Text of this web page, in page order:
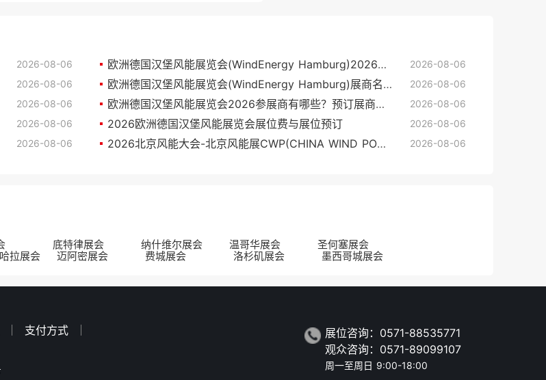
2026-08-06
2026-08-06
2026-08-06
2026-08-06
2026-08-06
欧洲德国汉堡风能展览会(WindEnergy Hamburg)2026参展攻略（时间地点/观众预约） 2026-08-06
欧洲德国汉堡风能展览会(WindEnergy Hamburg)展商名录 2026-08-06
欧洲德国汉堡风能展览会2026参展商有哪些？预订展商名录 2026-08-06
2026欧洲德国汉堡风能展览会展位费与展位预订 2026-08-06
2026北京风能大会-北京风能展CWP(CHINA WIND POWER)的展会亮点 2026-08-06
底特律展会 纳什维尔展会 温哥华展会
圣何塞展会
拉展会 迈阿密展会 费城展会 洛杉矶展会 墨西哥城展会
支付方式
展位咨询：0571-88535771
观众咨询：0571-89099107
周一至周日 9:00-18:00